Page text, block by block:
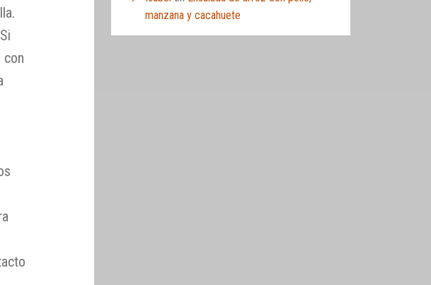
con
manzana y cacahuete